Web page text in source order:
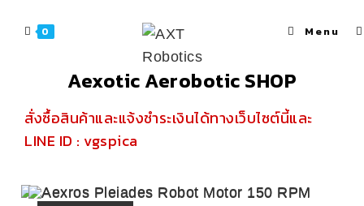
0 Menu
Aexotic Aerobotic SHOP
สั่งซื้อสินค้าและแจ้งชำระเงินได้ทางเว็บไซต์นี้และ
LINE ID : vgspica